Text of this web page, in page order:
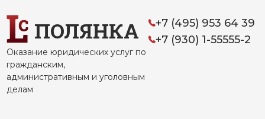
to
contentПОЛЯНКА
Оказание юридических услуг по
гражданским,
административным и уголовным
делам
+7 (495) 953 64 39
+7 (930) 1-55555-2